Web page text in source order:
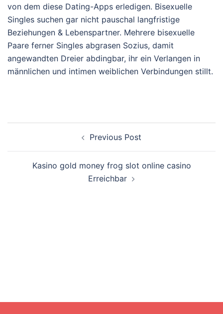
von dem diese Dating-Apps erledigen. Bisexuelle
Singles suchen gar nicht pauschal langfristige
Beziehungen & Lebenspartner. Mehrere bisexuelle
Paare ferner Singles abgrasen Sozius, damit
angewandten Dreier abdingbar, ihr ein Verlangen in
männlichen und intimen weiblichen Verbindungen stillt.
Previous Post
Kasino gold money frog slot online casino
Erreichbar